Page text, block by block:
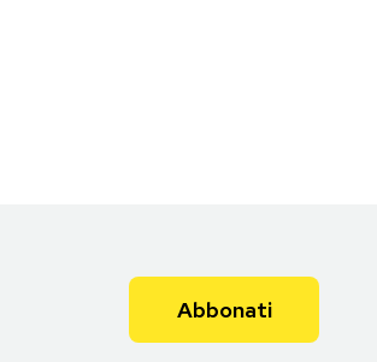
Abbonati